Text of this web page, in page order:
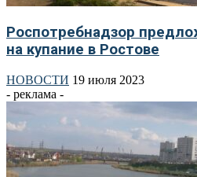
Роспотребнадзор
на купание в Ростове
НОВОСТИ 19 июля 2023
- реклама -